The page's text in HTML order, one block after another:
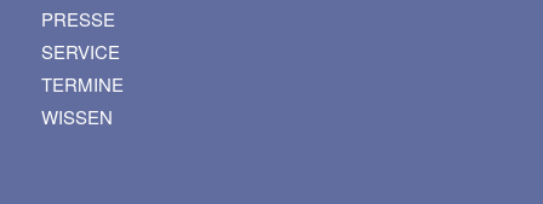
PRESSE
SERVICE
TERMINE
WISSEN